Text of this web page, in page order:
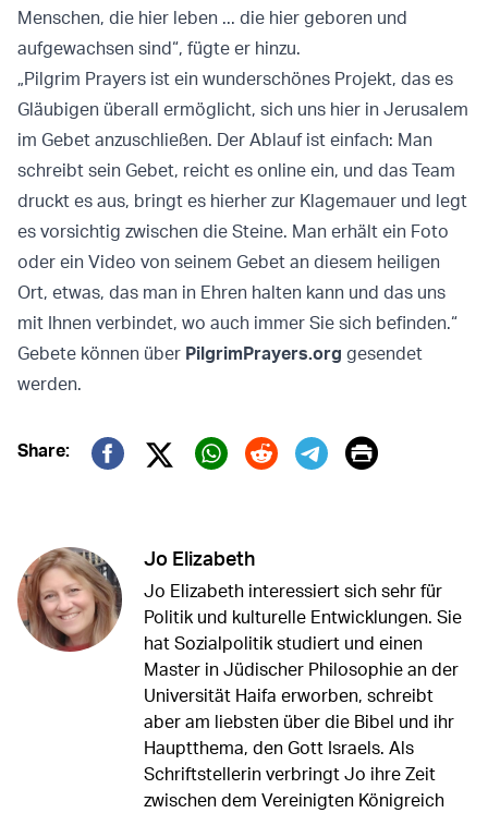
Menschen, die hier leben ... die hier geboren und
aufgewachsen sind“, fügte er hinzu.
„Pilgrim Prayers ist ein wunderschönes Projekt, das es
Gläubigen überall ermöglicht, sich uns hier in Jerusalem
im Gebet anzuschließen. Der Ablauf ist einfach: Man
schreibt sein Gebet, reicht es online ein, und das Team
druckt es aus, bringt es hierher zur Klagemauer und legt
es vorsichtig zwischen die Steine. Man erhält ein Foto
oder ein Video von seinem Gebet an diesem heiligen
Ort, etwas, das man in Ehren halten kann und das uns
mit Ihnen verbindet, wo auch immer Sie sich befinden.“
Gebete können über PilgrimPrayers.org gesendet
werden.
Share:
Twitter (X)
Print
Jo Elizabeth
Jo Elizabeth interessiert sich sehr für
Politik und kulturelle Entwicklungen. Sie
hat Sozialpolitik studiert und einen
Master in Jüdischer Philosophie an der
Universität Haifa erworben, schreibt
aber am liebsten über die Bibel und ihr
Hauptthema, den Gott Israels. Als
Schriftstellerin verbringt Jo ihre Zeit
zwischen dem Vereinigten Königreich